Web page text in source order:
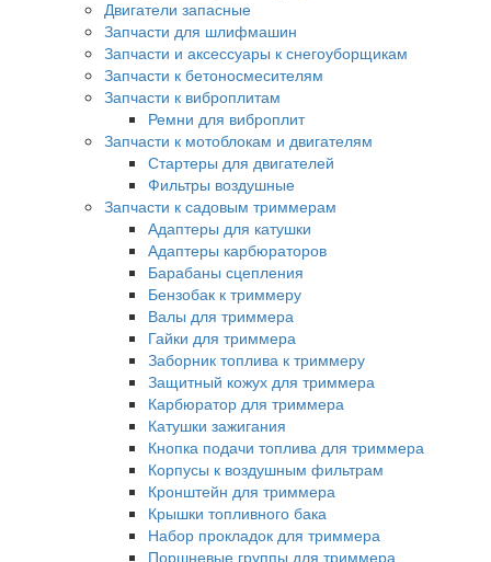
Двигатели запасные
Запчасти для шлифмашин
Запчасти и аксессуары к снегоуборщикам
Запчасти к бетоносмесителям
Запчасти к виброплитам
Ремни для виброплит
Запчасти к мотоблокам и двигателям
Стартеры для двигателей
Фильтры воздушные
Запчасти к садовым триммерам
Адаптеры для катушки
Адаптеры карбюраторов
Барабаны сцепления
Бензобак к триммеру
Валы для триммера
Гайки для триммера
Заборник топлива к триммеру
Защитный кожух для триммера
Карбюратор для триммера
Катушки зажигания
Кнопка подачи топлива для триммера
Корпусы к воздушным фильтрам
Кронштейн для триммера
Крышки топливного бака
Набор прокладок для триммера
Поршневые группы для триммера